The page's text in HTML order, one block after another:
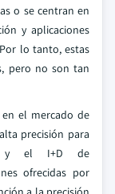
o se centran en
y aplicaciones
lo tanto, estas
pero no son tan
en el mercado de
precisión para
y el I+D de
ofrecidas por